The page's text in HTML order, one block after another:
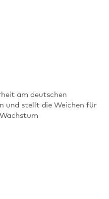
am deutschen
und stellt die Weichen für